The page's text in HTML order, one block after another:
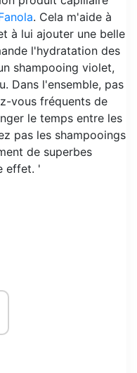
. Cela m'aide à
à lui ajouter une belle
l'hydratation des
shampooing violet,
Dans l'ensemble, pas
vous fréquents de
le temps entre les
pas les shampooings
de superbes
effet. '